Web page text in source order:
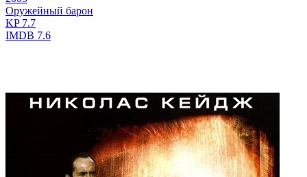
Оружейный барон
KP7.7
IMDB 7.6